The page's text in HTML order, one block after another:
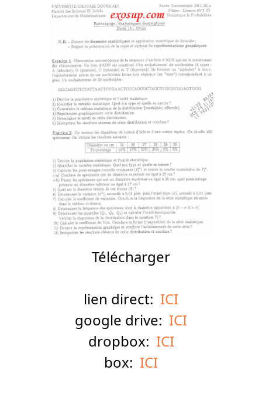
Télécharger
lien direct: ICI
google drive: ICI
dropbox: ICI
box: ICI